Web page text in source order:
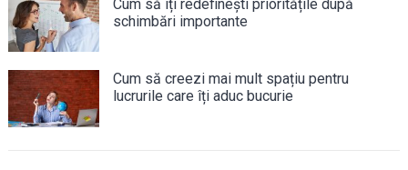
Cum să îți redefinești prioritățile după
schimbări importante
Cum să creezi mai mult spațiu pentru
lucrurile care îți aduc bucurie